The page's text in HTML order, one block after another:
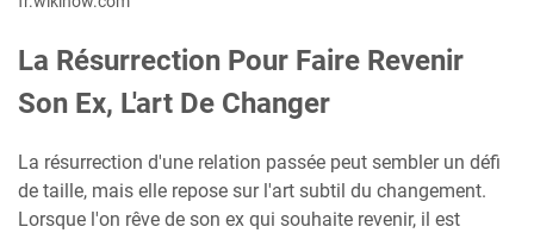
La Résurrection Pour Faire Revenir
Son Ex, L'art De Changer
La résurrection d'une relation passée peut sembler un défi
de taille, mais elle repose sur l'art subtil du changement.
Lorsque l'on rêve de son ex qui souhaite revenir, il est